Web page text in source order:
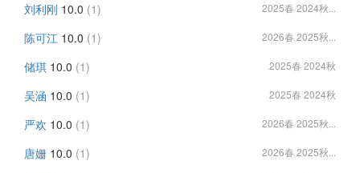
刘利刚 10.0 (1) 2025春 2024秋...
陈可江 10.0 (1) 2026春 2025秋...
储琪 10.0 (1) 2025春 2024秋
吴涵 10.0 (1) 2025春 2024秋
严欢 10.0 (1) 2026春 2025秋...
唐姗 10.0 (1) 2026春 2025秋...